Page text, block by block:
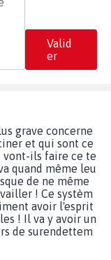
Valid
er
grave concerne
et qui sont ce
vont-ils faire ce te
quand même leu
de ne même
! Ce systèm
avoir l'esprit
! Il va y avoir un
de surendettem